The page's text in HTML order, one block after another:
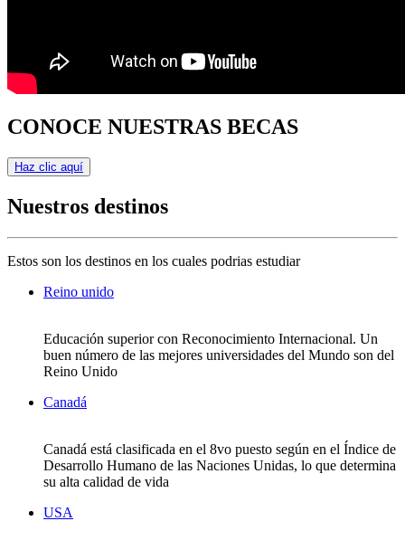
CONOCE NUESTRAS BECAS
Haz clic aquí
Nuestros destinos
Estos son los destinos en los cuales podrias estudiar
Reino unido
Educación superior con Reconocimiento Internacional. Un
buen número de las mejores universidades del Mundo son del
Reino Unido
Canadá
Canadá está clasificada en el 8vo puesto según en el Índice de
Desarrollo Humano de las Naciones Unidas, lo que determina
su alta calidad de vida
USA